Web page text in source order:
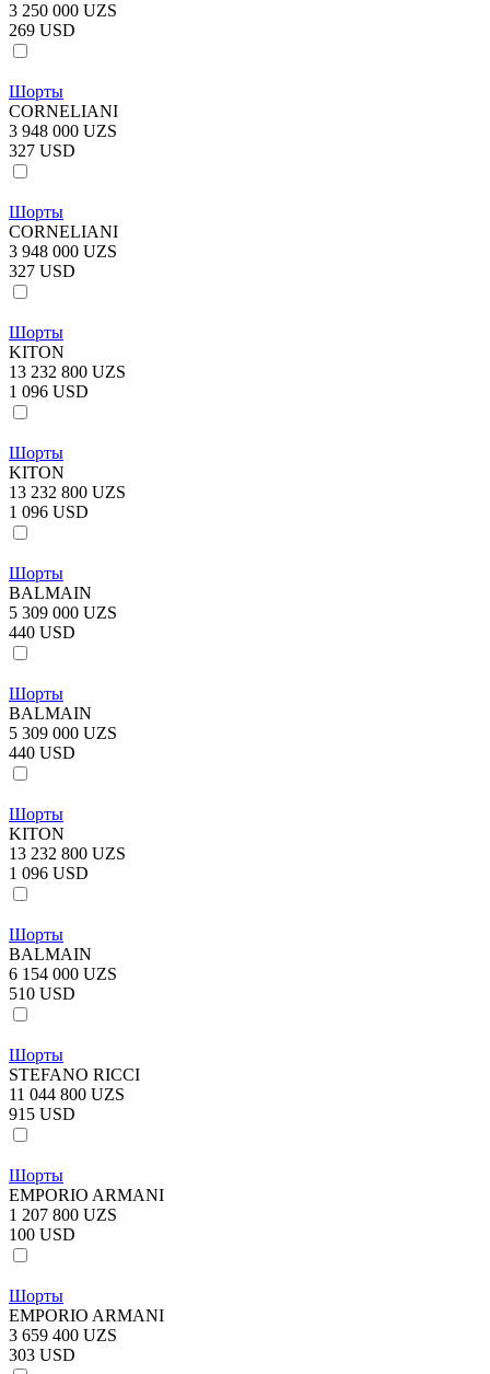
3 250 000 UZS
269 USD
Шорты
CORNELIANI
3 948 000 UZS
327 USD
Шорты
CORNELIANI
3 948 000 UZS
327 USD
Шорты
KITON
13 232 800 UZS
1 096 USD
Шорты
KITON
13 232 800 UZS
1 096 USD
Шорты
BALMAIN
5 309 000 UZS
440 USD
Шорты
BALMAIN
5 309 000 UZS
440 USD
Шорты
KITON
13 232 800 UZS
1 096 USD
Шорты
BALMAIN
6 154 000 UZS
510 USD
Шорты
STEFANO RICCI
11 044 800 UZS
915 USD
Шорты
EMPORIO ARMANI
1 207 800 UZS
100 USD
Шорты
EMPORIO ARMANI
3 659 400 UZS
303 USD